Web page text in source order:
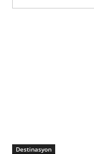
Destinasyon